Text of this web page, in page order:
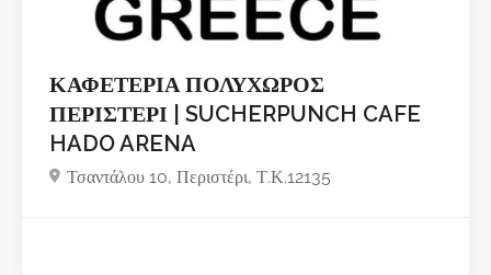
ΚΑΦΕΤΕΡΙΑ ΠΟΛΥΧΩΡΟΣ
ΠΕΡΙΣΤΕΡΙ | SUCHERPUNCH CAFE
HADO ARENA
Τσαντάλου 10, Περιστέρι, Τ.Κ.12135